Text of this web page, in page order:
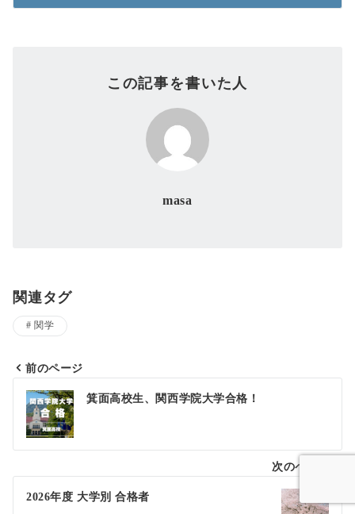
この記事を書いた人
masa
関連タグ
関学
投
稿
ナ
ゲ
前のページ
箕面高校生、関西学院大学合格！
次のページ
2026年度 大学別 合格者